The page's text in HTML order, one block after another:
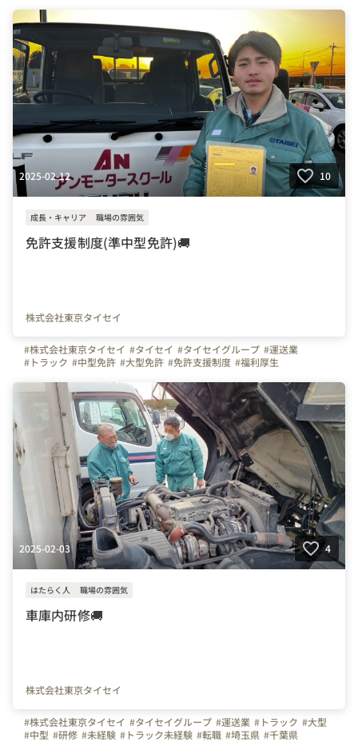
2025-02-12 10
成長・キャリア 職場の雰囲気
免許支援制度(準中型免許)🚚
株式会社東京タイセイ
#株式会社東京タイセイ #タイセイ #タイセイグループ #運送業
#トラック #中型免許 #大型免許 #免許支援制度 #福利厚生
#運送業転職
2025-02-03 4
はたらく人 職場の雰囲気
車庫内研修🚚
株式会社東京タイセイ
#株式会社東京タイセイ #タイセイグループ #運送業 #トラック #大型
#中型 #研修 #未経験 #トラック未経験 #転職 #埼玉県 #千葉県